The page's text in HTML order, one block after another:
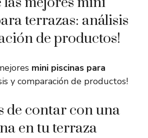
terrazas: análisis
de productos!
mini piscinas para
y comparación de productos!
de contar con una
en tu terraza